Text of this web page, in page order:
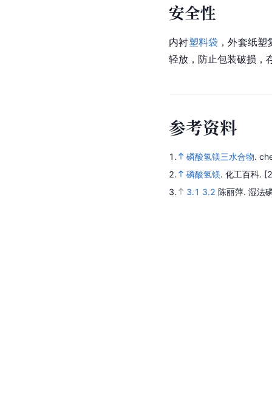
安全性
内衬塑料袋 ，外套纸
轻放，防止包装破损，
参考资料
1. 磷酸氢镁三水合物.
2.
磷酸氢镁. 化工百科.
3.
3.1 3.2 陈丽萍. 湿法